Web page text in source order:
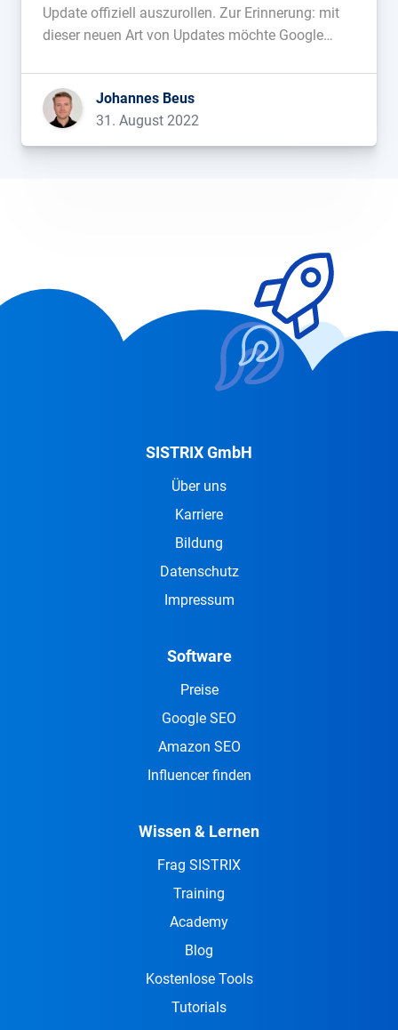
Update offiziell auszurollen. Zur Erinnerung: mit
dieser neuen Art von Updates möchte Google
wurden, gezielt abstrafen. Nach der ersten Woche
können wir feststellen, dass dieses Update (noch)
nicht die erwarteten Verschiebungen […]...
Johannes Beus
31. August 2022
SISTRIX GmbH
Über uns
Karriere
Bildung
Datenschutz
Impressum
Software
Preise
Google SEO
Amazon SEO
Influencer finden
Wissen & Lernen
Frag SISTRIX
Training
Academy
Blog
Kostenlose Tools
Tutorials